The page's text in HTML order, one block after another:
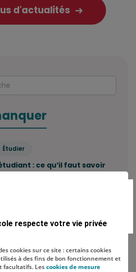
d'actualités
Étudier
: ce qu’il faut savoir
Economiser
construire sa stratégie
respecte votre vie privée
cookies sur ce site : certains cookies
à des fins de bon fonctionnement et
facultatifs. Lescookies de mesure